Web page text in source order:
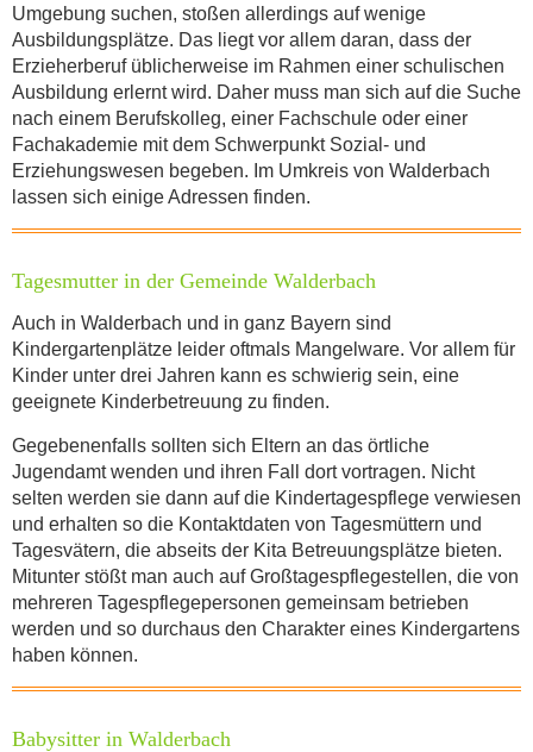
Umgebung suchen, stoßen allerdings auf wenige
Ausbildungsplätze. Das liegt vor allem daran, dass der
Erzieherberuf üblicherweise im Rahmen einer schulischen
Ausbildung erlernt wird. Daher muss man sich auf die Suche
nach einem Berufskolleg, einer Fachschule oder einer
Fachakademie mit dem Schwerpunkt Sozial- und
Erziehungswesen begeben. Im Umkreis von Walderbach
lassen sich einige Adressen finden.
Tagesmutter in der Gemeinde Walderbach
Auch in Walderbach und in ganz Bayern sind
Kindergartenplätze leider oftmals Mangelware. Vor allem für
Kinder unter drei Jahren kann es schwierig sein, eine
geeignete Kinderbetreuung zu finden.
Gegebenenfalls sollten sich Eltern an das örtliche
Jugendamt wenden und ihren Fall dort vortragen. Nicht
selten werden sie dann auf die Kindertagespflege verwiesen
und erhalten so die Kontaktdaten von Tagesmüttern und
Tagesvätern, die abseits der Kita Betreuungs­plätze bieten.
Mitunter stößt man auch auf Großtagespflegestellen, die von
mehreren Tagespflegepersonen gemeinsam betrieben
werden und so durchaus den Charakter eines Kindergartens
haben können.
Babysitter in Walderbach